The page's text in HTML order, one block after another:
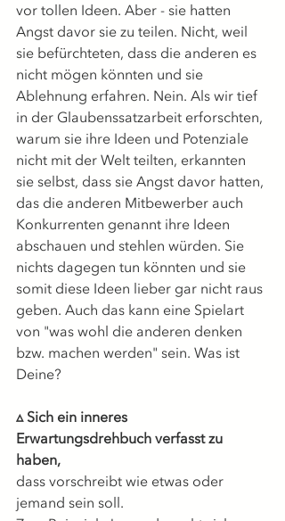
vor tollen Ideen. Aber - sie hatten
Angst davor sie zu teilen. Nicht, weil
sie befürchteten, dass die anderen es
nicht mögen könnten und sie
Ablehnung erfahren. Nein. Als wir tief
in der Glaubenssatzarbeit erforschten,
warum sie ihre Ideen und Potenziale
nicht mit der Welt teilten, erkannten
sie selbst, dass sie Angst davor hatten,
das die anderen Mitbewerber auch
Konkurrenten genannt ihre Ideen
abschauen und stehlen würden. Sie
nichts dagegen tun könnten und sie
somit diese Ideen lieber gar nicht raus
geben. Auch das kann eine Spielart
von "was wohl die anderen denken
bzw. machen werden" sein. Was ist
Deine?
▵ Sich ein inneres
Erwartungsdrehbuch verfasst zu
haben,
dass vorschreibt wie etwas oder
jemand sein soll.